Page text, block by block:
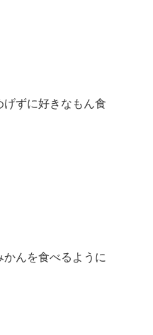
ずに好きなもん食
んを食べるように